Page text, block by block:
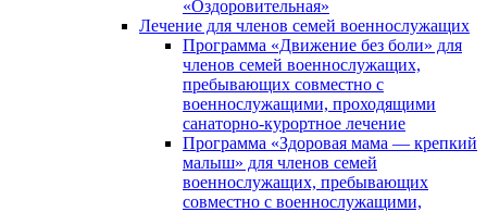
«Оздоровительная»
Лечение для членов семей военнослужащих
Программа «Движение без боли» для
членов семей военнослужащих,
пребывающих совместно с
военнослужащими, проходящими
санаторно-курортное лечение
Программа «Здоровая мама — крепкий
малыш» для членов семей
военнослужащих, пребывающих
совместно с военнослужащими,